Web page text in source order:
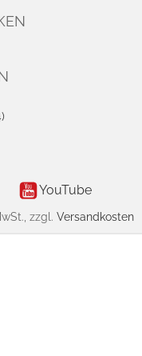
YouTube
zzgl. Versandkosten